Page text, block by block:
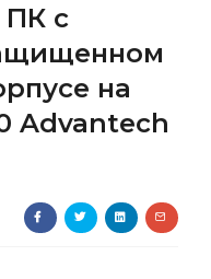
ПК с
на
Advantech